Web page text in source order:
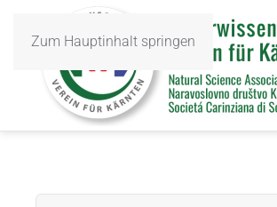
Zum Hauptinhalt springen